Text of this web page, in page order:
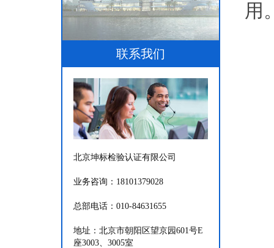
联系我们
北京坤标检验认证有限公司
业务咨询：18101379028
总部电话：010-84631655
地址：北京市朝阳区望京园601号E
座3003、3005室
用